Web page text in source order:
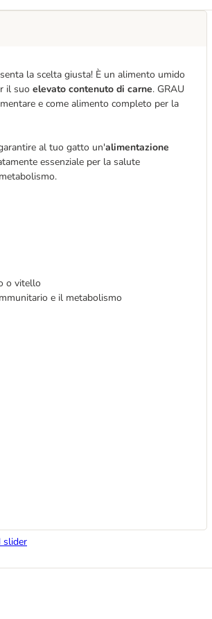
la scelta giusta! È un alimento umido
il suo elevato contenuto di carne. GRAU
e come alimento completo per la
al tuo gatto un'alimentazione
essenziale per la salute
o vitello
e il metabolismo
slider